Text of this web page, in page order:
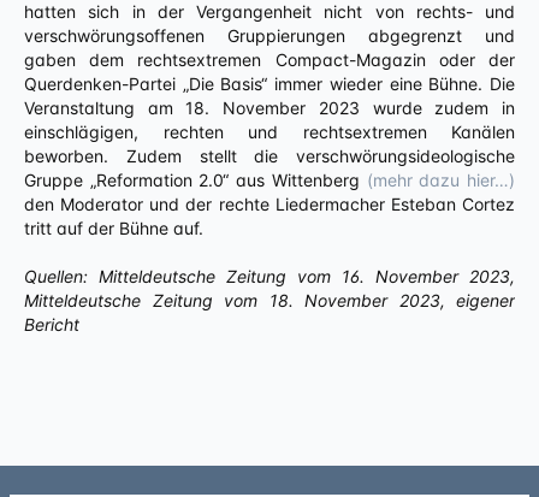
hatten sich in der Vergangenheit nicht von rechts- und
verschwörungsoffenen Gruppierungen abgegrenzt und
gaben dem rechtsextremen Compact-Magazin oder der
Querdenken-Partei „Die Basis“ immer wieder eine Bühne. Die
Veranstaltung am 18. November 2023 wurde zudem in
einschlägigen, rechten und rechtsextremen Kanälen
beworben. Zudem stellt die verschwörungsideologische
Gruppe „Reformation 2.0“ aus Wittenberg (mehr dazu hier…)
den Moderator und der rechte Liedermacher Esteban Cortez
tritt auf der Bühne auf.
Quellen: Mitteldeutsche Zeitung vom 16. November 2023,
Mitteldeutsche Zeitung vom 18. November 2023, eigener
Bericht